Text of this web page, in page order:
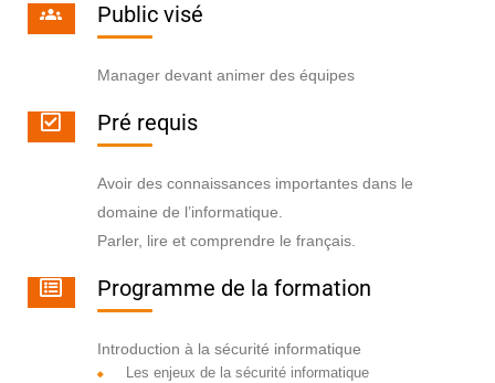
Public visé
Manager devant animer des équipes
Pré requis
Avoir des connaissances importantes dans le
domaine de l’informatique.
Parler, lire et comprendre le français.
Programme de la formation
Introduction à la sécurité informatique
Les enjeux de la sécurité informatique